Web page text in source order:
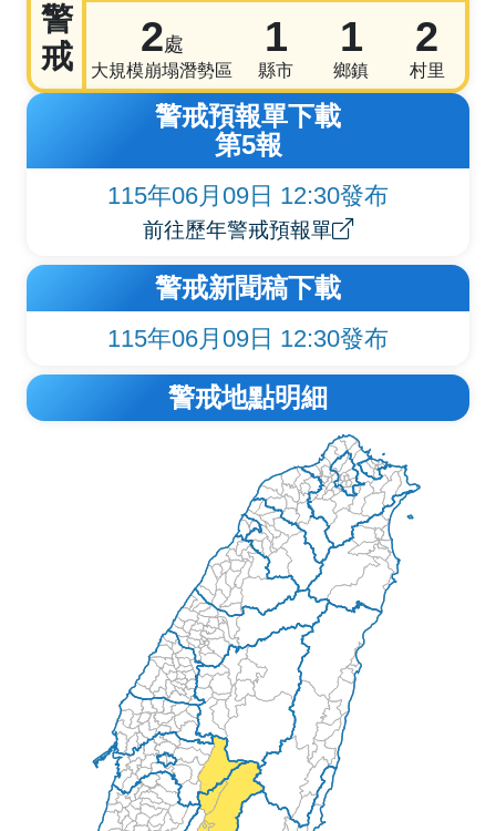
警
戒
2處
大規模崩塌潛勢區
1
縣市
1
鄉鎮
2
村里
警戒預報單下載
第5報
115年06月09日 12:30發布
前往歷年警戒預報單
警戒新聞稿下載
115年06月09日 12:30發布
警戒地點明細